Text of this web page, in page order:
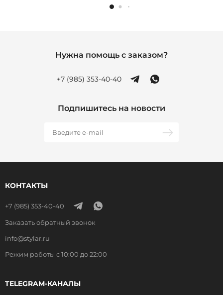
Нужна помощь с заказом?
+7 (985) 353-40-40
Подпишитесь на новости
КОНТАКТЫ
+7 (985) 353-40-40
Заказать обратный звонок
info@stylar.ru
Режим работы с 10:00 до 22:00
TELEGRAM-КАНАЛЫ